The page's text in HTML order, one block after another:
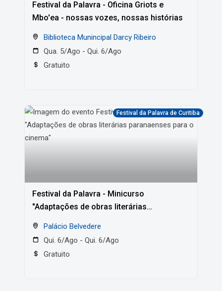
Festival da Palavra - Oficina Griots e
Mbo'ea - nossas vozes, nossas histórias
Biblioteca Munincipal Darcy Ribeiro
Qua. 5/Ago - Qui. 6/Ago
Gratuito
Festival da Palavra de Curitiba
Festival da Palavra - Minicurso
"Adaptações de obras literárias
Palácio Belvedere
Qui. 6/Ago - Qui. 6/Ago
Gratuito